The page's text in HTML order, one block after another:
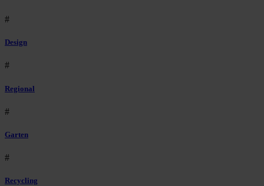
#
Design
#
Regional
#
Garten
#
Recycling